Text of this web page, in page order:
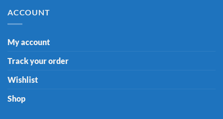
ACCOUNT
My account
Track your order
Wishlist
Shop